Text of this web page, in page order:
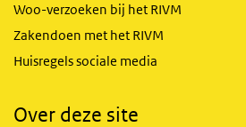
Woo-verzoeken bij het RIVM
Zakendoen met het RIVM
Huisregels sociale media
Over deze site